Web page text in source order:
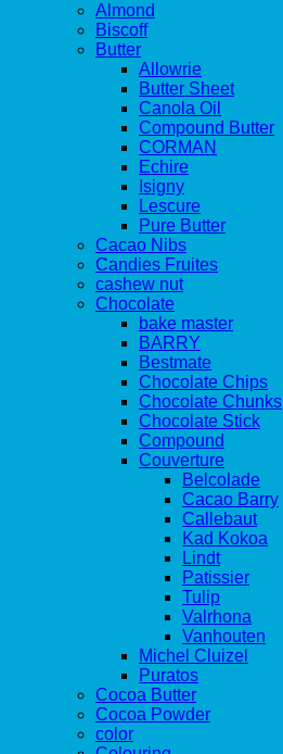
Almond
Biscoff
Butter
Allowrie
Butter Sheet
Canola Oil
Compound Butter
CORMAN
Echire
Isigny
Lescure
Pure Butter
Cacao Nibs
Candies Fruites
cashew nut
Chocolate
bake master
BARRY
Bestmate
Chocolate Chips
Chocolate Chunks
Chocolate Stick
Compound
Couverture
Belcolade
Cacao Barry
Callebaut
Kad Kokoa
Lindt
Patissier
Tulip
Valrhona
Vanhouten
Michel Cluizel
Puratos
Cocoa Butter
Cocoa Powder
color